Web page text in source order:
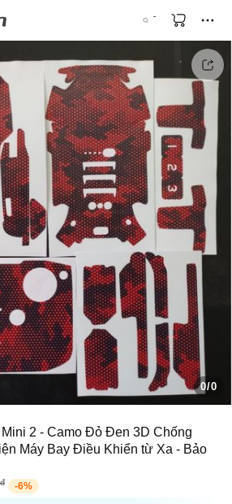
0/0
2 - Camo Đỏ Đen 3D Chống
Máy Bay Điều Khiển từ Xa - Bảo
đ -6%